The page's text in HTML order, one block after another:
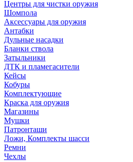
Центры для чистки оружия
Шомпола
Аксессуары для оружия
Антабки
Дульные насадки
Бланки ствола
Затыльники
ДТК и пламегасители
Кейсы
Кобуры
Комплектующие
Краска для оружия
Магазины
Мушки
Патронташи
Ложи, Комплекты шасси
Ремни
Чехлы